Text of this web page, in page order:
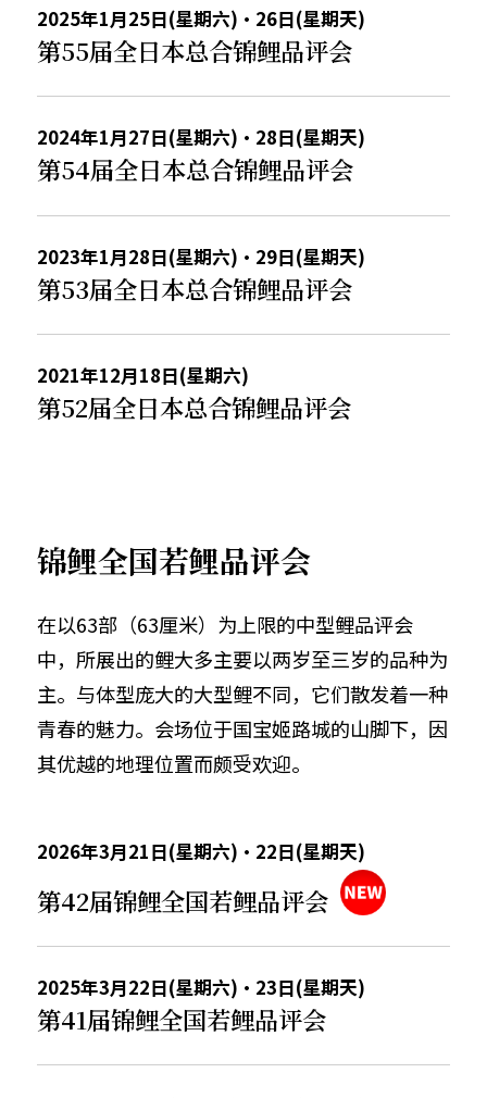
2025年1月25日(星期六)・26日(星期天)
第55届全日本总合锦鲤品评会
2024年1月27日(星期六)・28日(星期天)
第54届全日本总合锦鲤品评会
2023年1月28日(星期六)・29日(星期天)
第53届全日本总合锦鲤品评会
2021年12月18日(星期六)
第52届全日本总合锦鲤品评会
锦鲤全国若鲤品评会
在以63部（63厘米）为上限的中型鲤品评会
中，所展出的鲤大多主要以两岁至三岁的品种为
主。与体型庞大的大型鲤不同，它们散发着一种
青春的魅力。会场位于国宝姬路城的山脚下，因
其优越的地理位置而颇受欢迎。
2026年3月21日(星期六)・22日(星期天)
第42届锦鲤全国若鲤品评会
2025年3月22日(星期六)・23日(星期天)
第41届锦鲤全国若鲤品评会